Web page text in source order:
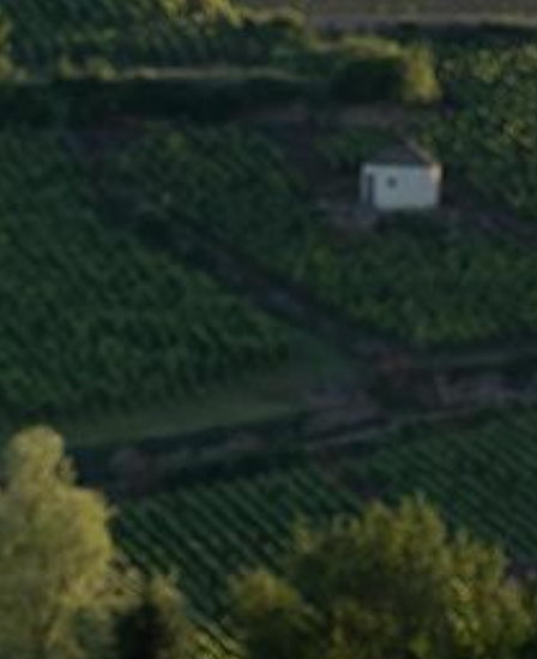
INFOS CLÉS
Côte de Nuits
Niveau Village
Couleur